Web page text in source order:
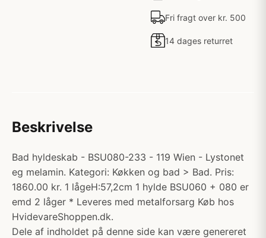
Fri fragt over kr. 500
14 dages returret
Beskrivelse
Bad hyldeskab - BSU080-233 - 119 Wien - Lystonet
eg melamin. Kategori: Køkken og bad > Bad. Pris:
1860.00 kr. 1 lågeH:57,2cm 1 hylde BSU060 + 080 er
emd 2 låger * Leveres med metalforsarg Køb hos
HvidevareShoppen.dk.
Dele af indholdet på denne side kan være genereret